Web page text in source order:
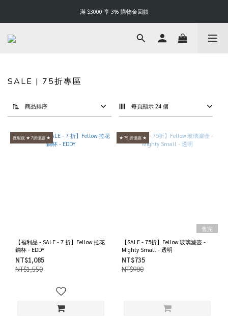
Happy Father's Day | 88 折起
滿 $3000 享 3% 購物金回饋
Happy Father's Day | 88 折起
SALE | 75折專區
商品排序 每頁顯示 24 個
微瑕疵 ★ 7折優惠 ★
【福利品 - SALE - 7 折】Fellow 拉花
鋼杯 - EDDY
NT$1,085
NT$1,550
★ 75 折優惠 ★
售完
【SALE - 75折】Fellow 玻璃濾壺 -
Mighty Small - 透明
NT$735
NT$980